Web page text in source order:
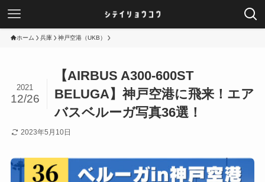
ホーム 兵庫 神戸空港（UKB）
【AIRBUS A300-600ST
BELUGA】神戸空港に飛来！エア
バスベルーガ写真36選！
2021
12/26
2023年5月10日